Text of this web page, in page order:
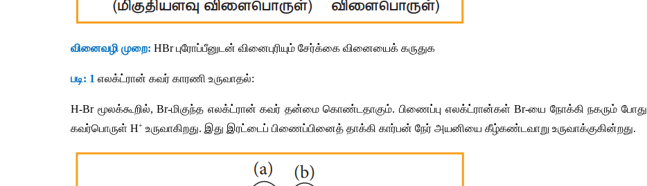
வினைவழி முறை: HBr புரோப்பீனுடன் வினைபுரியும் சேர்க்கை வினையைக் கருதுக
படி: 1 எலக்ட்ரான் கவர் காரணி உருவாதல்:
H-Br மூலக்கூறில், Br-மிகுந்த எலக்ட்ரான் கவர் தன்மை கொண்டதாகும். பிணைப்பு எலக்ட்ரான்கள் Br-யை நோக்கி நகரும் போது
கவர்பொருள் H+ உருவாகிறது. இது இரட்டைப் பிணைப்பினைத் தாக்கி கார்பன் நேர் அயனியை கீழ்கண்டவாறு உருவாக்குகின்றது.